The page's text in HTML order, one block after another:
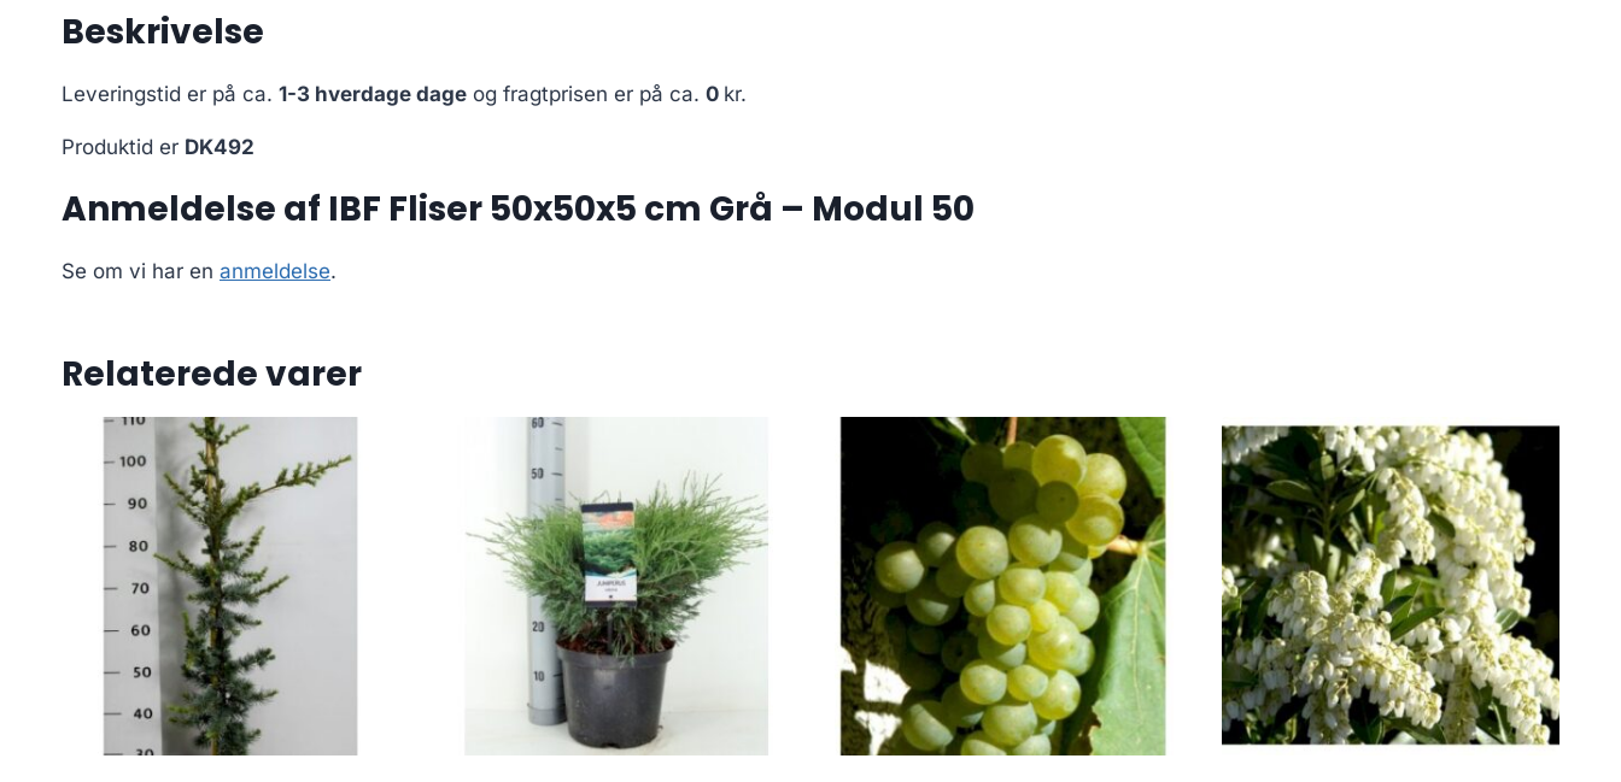
Beskrivelse
Leveringstid er på ca. 1-3 hverdage dage og fragtprisen er på ca. 0 kr.
Produktid er DK492
Anmeldelse af IBF Fliser 50x50x5 cm Grå – Modul 50
Se om vi har en anmeldelse.
Relaterede varer